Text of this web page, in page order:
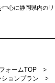
心に静岡県内の
ォームTOP >
ョンプラン >